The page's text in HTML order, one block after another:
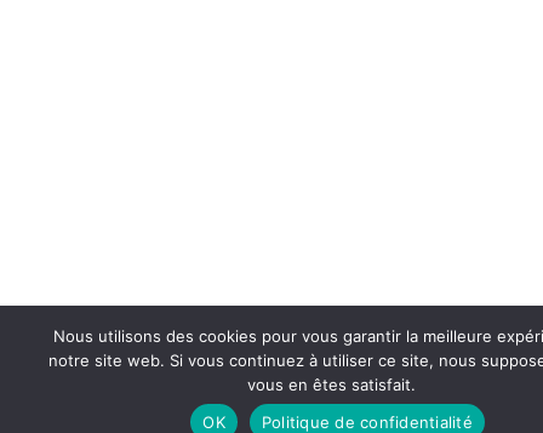
Nous utilisons des cookies pour vous garantir la meilleure
notre site web. Si vous continuez à utiliser ce site, nous
vous en êtes satisfait.
OK
Politique de confidentialité